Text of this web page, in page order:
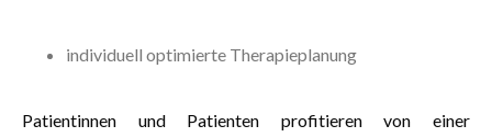
individuell optimierte Therapieplanung
Patientinnen und Patienten profitieren von einer